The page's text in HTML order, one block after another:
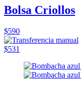
Bolsa Criollos
$590
$531